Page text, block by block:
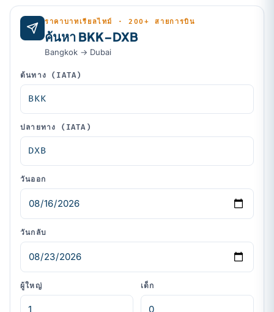
ราคาบาทเรียลไทม์ · 200+ สายการบิน
ค้นหา BKK–DXB
Bangkok → Dubai
ต้นทาง (IATA)
ปลายทาง (IATA)
วันออก
วันกลับ
ผู้ใหญ่ เด็ก